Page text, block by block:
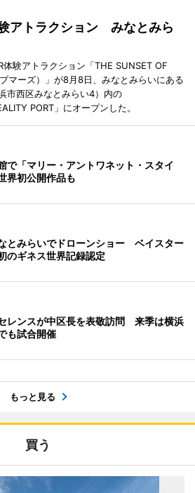
アトラクション みなとみら
験アトラクション「THE SUNSET OF
マーズ）」が8月8日、みなとみらいにある
市西区みなとみらい4）内の
PORT」にオープンした。
で「マリー・アントワネット・スタイ
初公開作品も
とみらいでドローンショー ベイスター
のギネス世界記録認定
レンスが中区長を表敬訪問 来季は横浜
も試合開催
もっと見る
買う